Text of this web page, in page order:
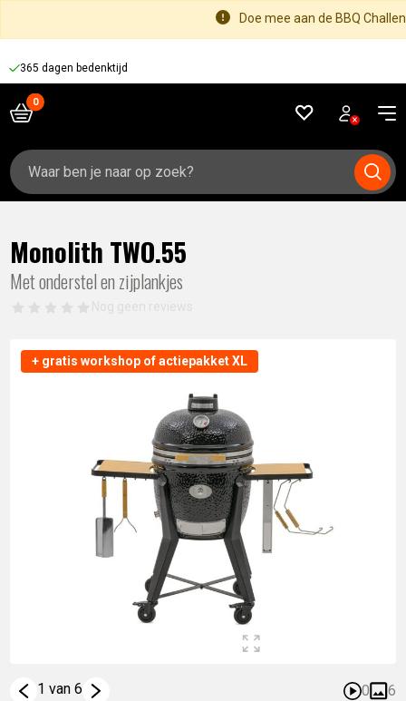
Doe mee aan de BBQ
365 dagen bedenktijd
Zoeken
naar:
Monolith TWO.55
Met onderstel en zijplankjes
1 van 6 0 6
+ gratis workshop of actiepakket XL